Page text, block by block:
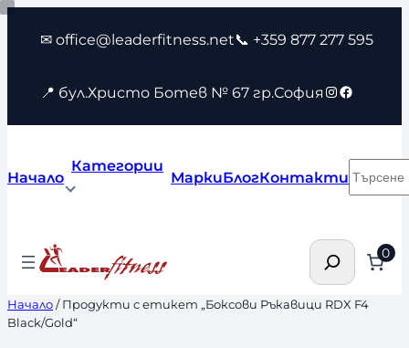
Към
съдържанието
✉ office@leaderfitness.net📞 +359 877 277 595
📍 бул.Христо Ботев № 67 гр.София Instagram
Facebook
Начало
Категории
МаркиБлогКонтакти
Търсене 0
Начало/ Продукти с етикет „Боксови Ръкавици RDX F4
Black/Gold“